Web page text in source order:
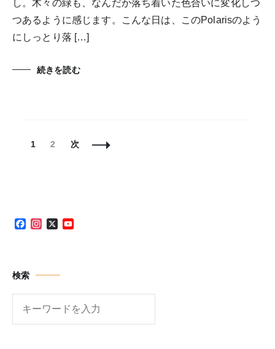
し。木々の緑も、なんだか落ち着いた色合いに変化しつ
つあるように感じます。こんな日は、このPolarisのよう
にしっとり落 […]
続きを読む
投
ョ
固
1
固
2 次
Facebook
Instagram
X
検索